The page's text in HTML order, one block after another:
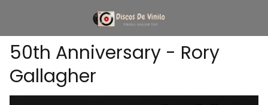
50th Anniversary - Rory
Gallagher